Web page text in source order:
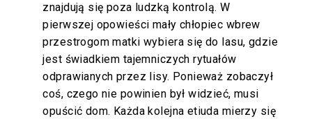
znajdują się poza ludzką kontrolą. W
pierwszej opowieści mały chłopiec wbrew
przestrogom matki wybiera się do lasu, gdzie
jest świadkiem tajemniczych rytuałów
odprawianych przez lisy. Ponieważ zobaczył
coś, czego nie powinien był widzieć, musi
opuścić dom. Każda kolejna etiuda mierzy się